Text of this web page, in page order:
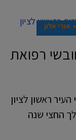
אורי אלון
רפואת
תושבי העיר ראשון לציון
החצי שנה